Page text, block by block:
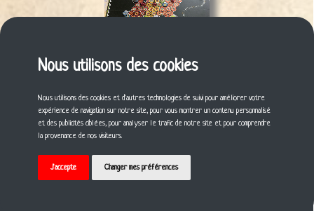
Nous utilisons des cookies
Nous utilisons des cookies et d'autres technologies de suivi pour améliorer votre
expérience de navigation sur notre site, pour vous montrer un contenu personnalisé
et des publicités ciblées, pour analyser le trafic de notre site et pour comprendre
la provenance de nos visiteurs.
J'accepte Changer mes préférences
Laisser un commentaire ?